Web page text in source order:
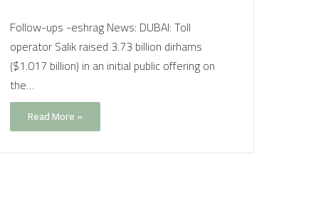
Follow-ups -eshrag News: DUBAI: Toll
operator Salik raised 3.73 billion dirhams
($1.017 billion) in an initial public offering on
the…
Read More »